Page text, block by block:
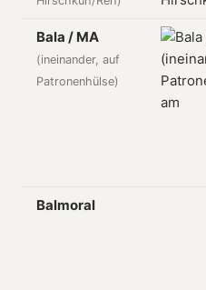
Bala / MA
(ineinander, auf
Patronenhülse)
Balmoral